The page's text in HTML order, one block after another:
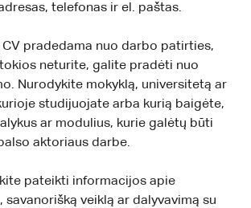
telefonas ir el. paštas.
CV pradedama nuo darbo patirties,
neturite, galite pradėti nuo
Nurodykite mokyklą, universitetą ar
studijuojate arba kurią baigėte,
ar modulius, kurie galėtų būti
aktoriaus darbe.
pateikti informacijos apie
savanorišką veiklą ar dalyvavimą su